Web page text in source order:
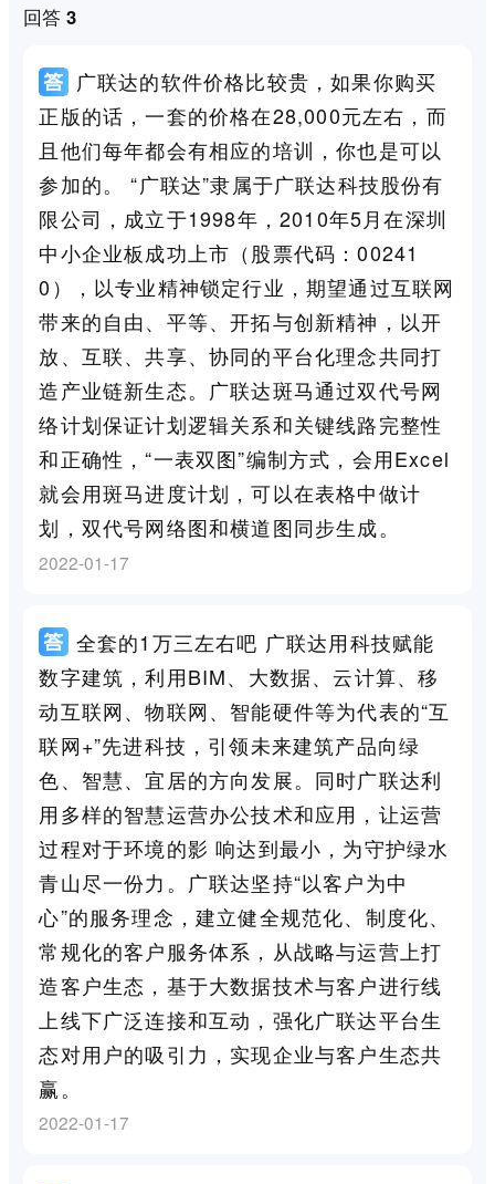
回答 3
广联达的软件价格比较贵，如果你购买
正版的话，一套的价格在28,000元左右，而
且他们每年都会有相应的培训，你也是可以
参加的。 “广联达”隶属于广联达科技股份有
限公司，成立于1998年，2010年5月在深圳
中小企业板成功上市（股票代码：00241
0），以专业精神锁定行业，期望通过互联网
带来的自由、平等、开拓与创新精神，以开
放、互联、共享、协同的平台化理念共同打
造产业链新生态。广联达斑马通过双代号网
络计划保证计划逻辑关系和关键线路完整性
和正确性，“一表双图”编制方式，会用Excel
就会用斑马进度计划，可以在表格中做计
划，双代号网络图和横道图同步生成。
2022-01-17
全套的1万三左右吧 广联达用科技赋能
数字建筑，利用BIM、大数据、云计算、移
动互联网、物联网、智能硬件等为代表的“互
联网+”先进科技，引领未来建筑产品向绿
色、智慧、宜居的方向发展。同时广联达利
用多样的智慧运营办公技术和应用，让运营
过程对于环境的影 响达到最小，为守护绿水
青山尽一份力。广联达坚持“以客户为中
心”的服务理念，建立健全规范化、制度化、
常规化的客户服务体系，从战略与运营上打
造客户生态，基于大数据技术与客户进行线
上线下广泛连接和互动，强化广联达平台生
态对用户的吸引力，实现企业与客户生态共
赢。
2022-01-17